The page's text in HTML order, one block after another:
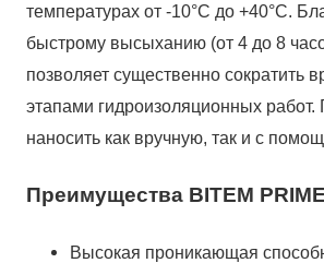
температурах от -10°С до +40°С.
быстрому высыханию (от 4 до 8
позволяет существенно сократить
этапами гидроизоляционных работ.
наносить как вручную, так и с
Преимущества BITEM
Высокая проникающая